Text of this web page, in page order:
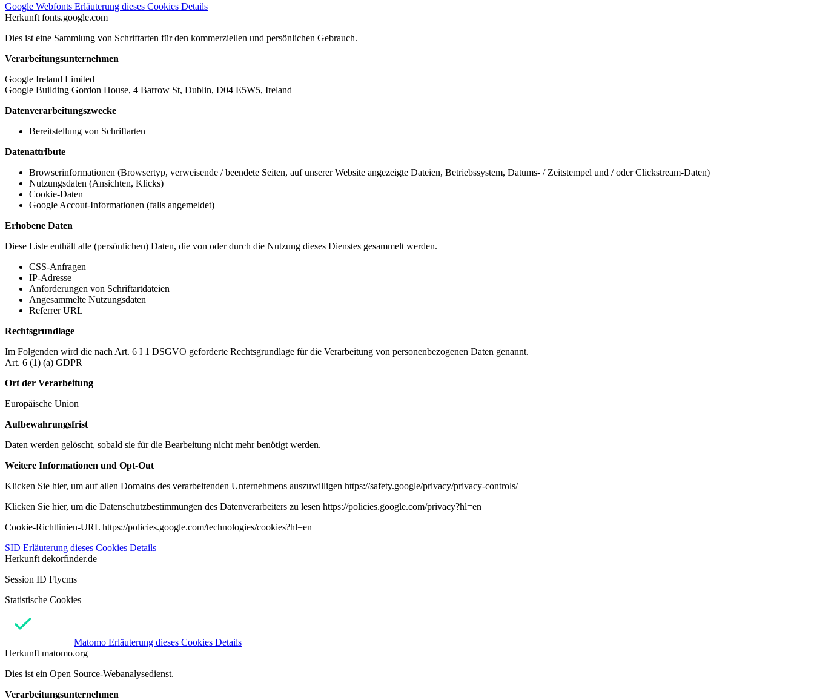
Google Webfonts Erläuterung dieses Cookies Details
Herkunft fonts.google.com
Dies ist eine Sammlung von Schriftarten für den kommerziellen und persönlichen Gebrauch.
Verarbeitungsunternehmen
Google Ireland Limited
Google Building Gordon House, 4 Barrow St, Dublin, D04 E5W5, Ireland
Datenverarbeitungszwecke
Bereitstellung von Schriftarten
Datenattribute
Browserinformationen (Browsertyp, verweisende / beendete Seiten, auf unserer Website angezeigte Dateien, Betriebssystem, Datums- / Zeitstempel und / oder Clickstream-Daten)
Nutzungsdaten (Ansichten, Klicks)
Cookie-Daten
Google Accout-Informationen (falls angemeldet)
Erhobene Daten
Diese Liste enthält alle (persönlichen) Daten, die von oder durch die Nutzung dieses Dienstes gesammelt werden.
CSS-Anfragen
IP-Adresse
Anforderungen von Schriftartdateien
Angesammelte Nutzungsdaten
Referrer URL
Rechtsgrundlage
Im Folgenden wird die nach Art. 6 I 1 DSGVO geforderte Rechtsgrundlage für die Verarbeitung von personenbezogenen Daten genannt.
Art. 6 (1) (a) GDPR
Ort der Verarbeitung
Europäische Union
Aufbewahrungsfrist
Daten werden gelöscht, sobald sie für die Bearbeitung nicht mehr benötigt werden.
Weitere Informationen und Opt-Out
Klicken Sie hier, um auf allen Domains des verarbeitenden Unternehmens auszuwilligen https://safety.google/privacy/privacy-controls/
Klicken Sie hier, um die Datenschutzbestimmungen des Datenverarbeiters zu lesen https://policies.google.com/privacy?hl=en
Cookie-Richtlinien-URL https://policies.google.com/technologies/cookies?hl=en
SID Erläuterung dieses Cookies Details
Herkunft dekorfinder.de
Session ID Flycms
Statistische Cookies
Matomo Erläuterung dieses Cookies Details
Herkunft matomo.org
Dies ist ein Open Source-Webanalysedienst.
Verarbeitungsunternehmen